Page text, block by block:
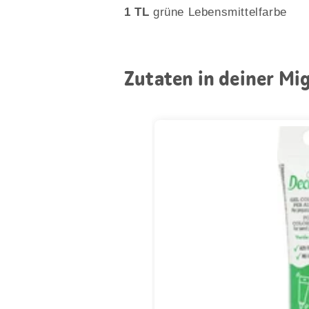
1 TL grüne Lebensmittelfarbe
Zutaten in deiner